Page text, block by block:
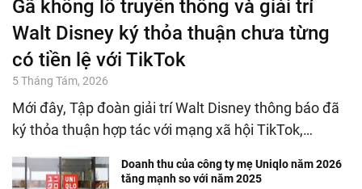
Gã khổng lồ truyền thông và giải trí
Walt Disney ký thỏa thuận chưa từng
có tiền lệ với TikTok
5 Tháng Tám, 2026
Mới đây, Tập đoàn giải trí Walt Disney thông báo đã
ký thỏa thuận hợp tác với mạng xã hội TikTok,…
Doanh thu của công ty mẹ Uniqlo năm 2026
tăng mạnh so với năm 2025